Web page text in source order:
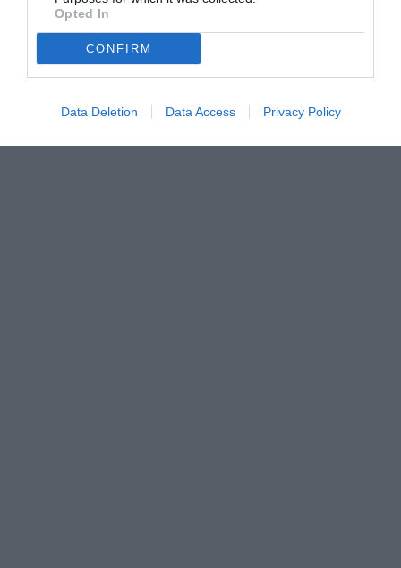
Opted In
CONFIRM
Data Deletion Data Access Privacy Policy
agosto: sui social circolano appelli a un
ingresso di massa